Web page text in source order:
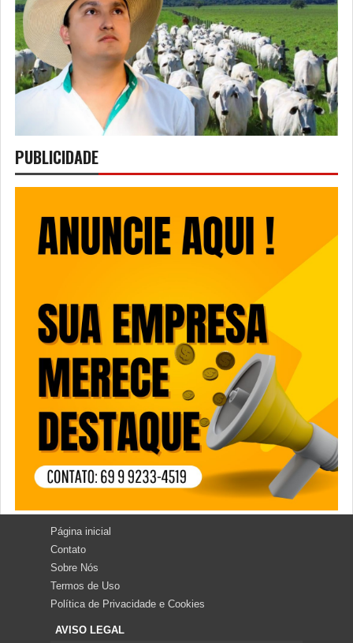
PUBLICIDADE
Página inicial
Contato
Sobre Nós
Termos de Uso
Política de Privacidade e Cookies
AVISO LEGAL